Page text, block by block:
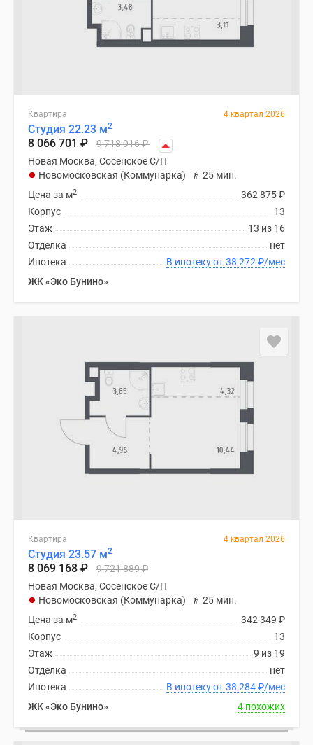
Квартира 4 квартал 2026
Студия 22.23 м2
8 066 701 ₽ 9 718 916₽
Новая Москва, Сосенское С/П
Новомосковская (Коммунарка)
25 мин.
362 875₽
Цена за м2
13
Корпус
13 из 16
Этаж
нет
Отделка
В ипотеку от 38 272 ₽/мес
Ипотека
ЖК «Эко Бунино»
Квартира 4 квартал 2026
Студия 23.57 м2
8 069 168 ₽ 9 721 889₽
Новая Москва, Сосенское С/П
Новомосковская (Коммунарка)
25 мин.
342 349 ₽
Цена за м2
13
Корпус
9 из 19
Этаж
нет
Отделка
В ипотеку от 38 284₽/мес
Ипотека
ЖК «Эко Бунино»
4 похожих